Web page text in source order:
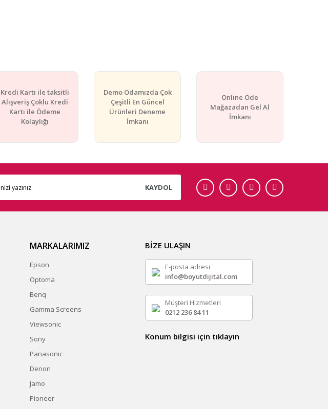
Kredi Kartı ile taksitli
Alışveriş Çoklu Kredi
Kartı ile Ödeme
Kolaylığı
Demo Odamızda Çok
Çeşitli En Güncel
Ürünleri Deneme
İmkanı
Online Öde
Mağazadan Gel Al
İmkanı
KAYDOL
MARKALARIMIZ
Epson
Optoma
Benq
Gamma Screens
Viewsonic
Sony
Panasonic
Denon
Jamo
Pioneer
BİZE ULAŞIN
E-posta adresi
info@boyutdijital.com
Müşteri Hizmetleri
0212 236 84 11
Konum bilgisi için tıklayın